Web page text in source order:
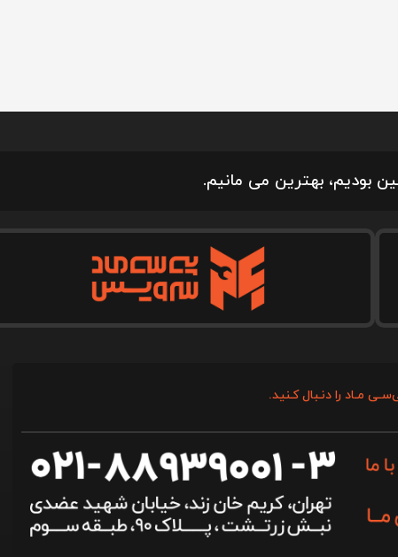
بودیم، بهترین می مانیم.
مـاد را دنـبال کـنید.